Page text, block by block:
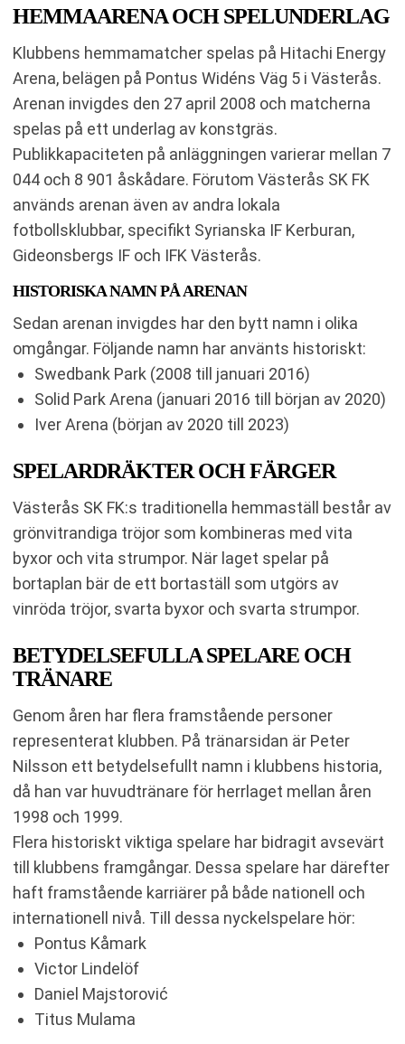
HEMMAARENA OCH SPELUNDERLAG
Klubbens hemmamatcher spelas på Hitachi Energy
Arena, belägen på Pontus Widéns Väg 5 i Västerås.
Arenan invigdes den 27 april 2008 och matcherna
spelas på ett underlag av konstgräs.
Publikkapaciteten på anläggningen varierar mellan 7
044 och 8 901 åskådare. Förutom Västerås SK FK
används arenan även av andra lokala
fotbollsklubbar, specifikt Syrianska IF Kerburan,
Gideonsbergs IF och IFK Västerås.
HISTORISKA NAMN PÅ ARENAN
Sedan arenan invigdes har den bytt namn i olika
omgångar. Följande namn har använts historiskt:
Swedbank Park (2008 till januari 2016)
Solid Park Arena (januari 2016 till början av 2020)
Iver Arena (början av 2020 till 2023)
SPELARDRÄKTER OCH FÄRGER
Västerås SK FK:s traditionella hemmaställ består av
grönvitrandiga tröjor som kombineras med vita
byxor och vita strumpor. När laget spelar på
bortaplan bär de ett bortaställ som utgörs av
vinröda tröjor, svarta byxor och svarta strumpor.
BETYDELSEFULLA SPELARE OCH
TRÄNARE
Genom åren har flera framstående personer
representerat klubben. På tränarsidan är Peter
Nilsson ett betydelsefullt namn i klubbens historia,
då han var huvudtränare för herrlaget mellan åren
1998 och 1999.
Flera historiskt viktiga spelare har bidragit avsevärt
till klubbens framgångar. Dessa spelare har därefter
haft framstående karriärer på både nationell och
internationell nivå. Till dessa nyckelspelare hör:
Pontus Kåmark
Victor Lindelöf
Daniel Majstorović
Titus Mulama